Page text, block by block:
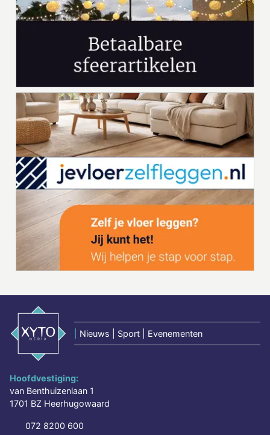
Nieuws | Sport | Evenementen
Hoofdvestiging:
van Benthuizenlaan 1
1701 BZ Heerhugowaard
072 8200 600